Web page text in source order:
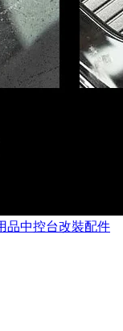
品中控台改裝配件